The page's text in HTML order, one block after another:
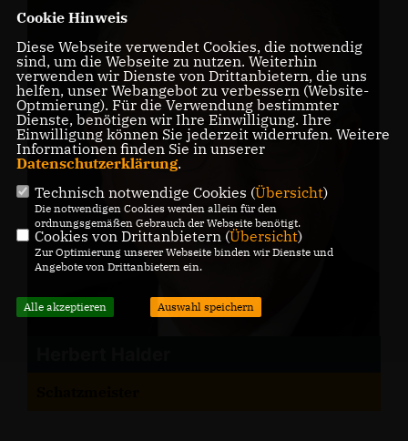
Cookie Hinweis
Diese Webseite verwendet Cookies, die notwendig
sind, um die Webseite zu nutzen. Weiterhin
verwenden wir Dienste von Drittanbietern, die uns
helfen, unser Webangebot zu verbessern (Website-
Optmierung). Für die Verwendung bestimmter
Dienste, benötigen wir Ihre Einwilligung. Ihre
Einwilligung können Sie jederzeit widerrufen. Weitere
Informationen finden Sie in unserer
Datenschutzerklärung.
Technisch notwendige Cookies (Übersicht)
Die notwendigen Cookies werden allein für den
ordnungsgemäßen Gebrauch der Webseite benötigt.
Cookies von Drittanbietern (Übersicht)
Zur Optimierung unserer Webseite binden wir Dienste und
Angebote von Drittanbietern ein.
Alle akzeptieren Auswahl speichern